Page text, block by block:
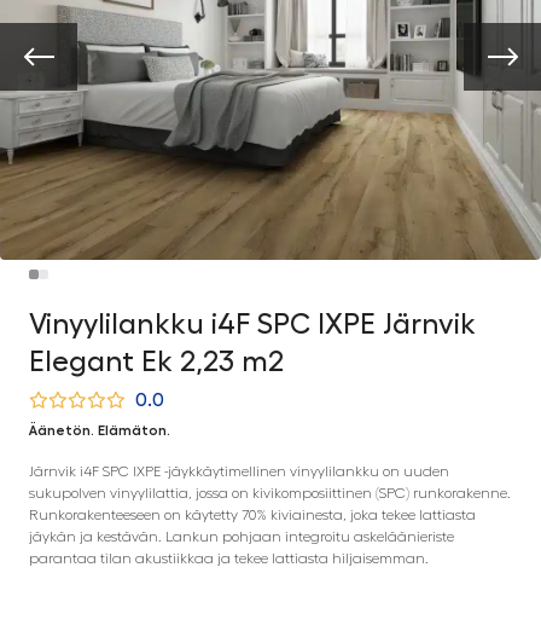
Vinyylilankku i4F SPC IXPE Järnvik
Elegant Ek 2,23 m2
0.0
Äänetön. Elämäton.
Järnvik i4F SPC IXPE -jäykkäytimellinen vinyylilankku on uuden
sukupolven vinyylilattia, jossa on kivikomposiittinen (SPC) runkorakenne.
Runkorakenteeseen on käytetty 70% kiviainesta, joka tekee lattiasta
jäykän ja kestävän. Lankun pohjaan integroitu askeläänieriste
parantaa tilan akustiikkaa ja tekee lattiasta hiljaisemman.